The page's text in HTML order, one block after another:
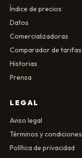
Índice de precios
Datos
Comercializadoras
Comparador de tarifas
Historias
Prensa
LEGAL
Aviso legal
Términos y condiciones
Política de privacidad